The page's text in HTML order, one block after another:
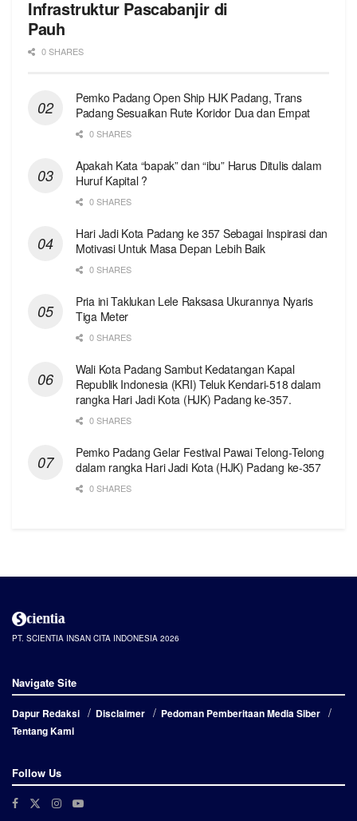
Infrastruktur Pascabanjir di
Pauh
0 SHARES
Pemko Padang Open Ship HJK Padang, Trans
Padang Sesuaikan Rute Koridor Dua dan Empat
0 SHARES
Apakah Kata “bapak” dan “ibu” Harus Ditulis dalam
Huruf Kapital ?
0 SHARES
Hari Jadi Kota Padang ke 357 Sebagai Inspirasi dan
Motivasi Untuk Masa Depan Lebih Baik
0 SHARES
Pria ini Taklukan Lele Raksasa Ukurannya Nyaris
Tiga Meter
0 SHARES
Wali Kota Padang Sambut Kedatangan Kapal
Republik Indonesia (KRI) Teluk Kendari-518 dalam
rangka Hari Jadi Kota (HJK) Padang ke-357.
0 SHARES
Pemko Padang Gelar Festival Pawai Telong-Telong
dalam rangka Hari Jadi Kota (HJK) Padang ke-357
0 SHARES
PT. SCIENTIA INSAN CITA INDONESIA 2026
Navigate Site
Dapur Redaksi Disclaimer
Pedoman Pemberitaan Media Siber
Tentang Kami
Follow Us